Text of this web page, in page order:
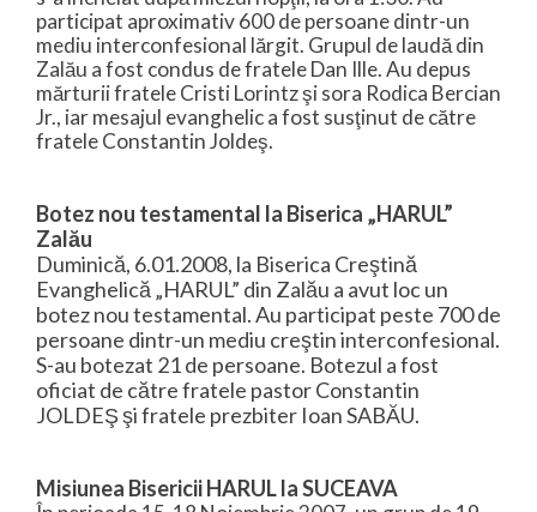
participat aproximativ 600 de persoane dintr-un
mediu interconfesional lărgit. Grupul de laudă din
Zalău a fost condus de fratele Dan Ille. Au depus
mărturii fratele Cristi Lorintz şi sora Rodica Bercian
Jr., iar mesajul evanghelic a fost susţinut de către
fratele Constantin Joldeş.
Botez nou testamental la Biserica „HARUL”
Zalău
Duminică, 6.01.2008, la Biserica Creştină
Evanghelică „HARUL” din Zalău a avut loc un
botez nou testamental. Au participat peste 700 de
persoane dintr-un mediu creştin interconfesional.
S-au botezat 21 de persoane. Botezul a fost
oficiat de către fratele pastor Constantin
JOLDEŞ şi fratele prezbiter Ioan SABĂU.
Misiunea Bisericii HARUL la SUCEAVA